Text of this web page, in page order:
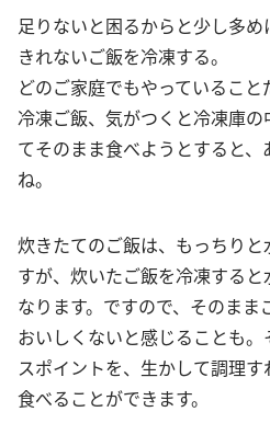
足りないと困るからと少し多
きれないご飯を冷凍する。
どのご家庭でもやっているこ
冷凍ご飯、気がつくと冷凍庫
てそのまま食べようとすると
ね。
炊きたてのご飯は、もっちり
すが、炊いたご飯を冷凍する
なります。ですので、そのまま
おいしくないと感じることも
スポイントを、生かして調理
食べることができます。